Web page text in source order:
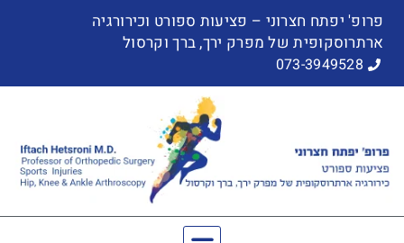
פרופ' יפתח חצרוני – פציעות ספורט וכירורגיה
ארתרוסקופית של מפרק ירך, ברך וקרסול
073-3949528